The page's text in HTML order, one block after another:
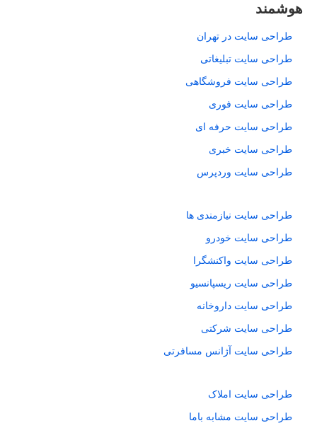
هوشمند
طراحی سایت در تهران
طراحی سایت تبلیغاتی
طراحی سایت فروشگاهی
طراحی سایت فوری
طراحی سایت حرفه ای
طراحی سایت خبری
طراحی سایت وردپرس
طراحی سایت نیازمندی ها
طراحی سایت خودرو
طراحی سایت واکنشگرا
طراحی سایت ریسپانسیو
طراحی سایت داروخانه
طراحی سایت شرکتی
طراحی سایت آژانس مسافرتی
طراحی سایت املاک
طراحی سایت مشابه باما